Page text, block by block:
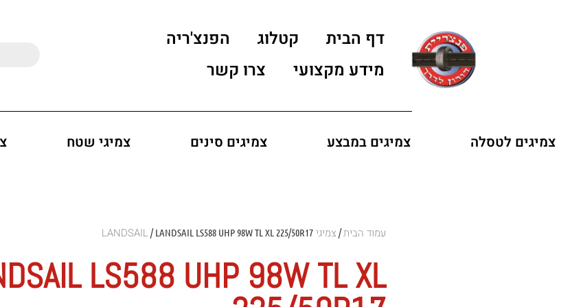
דף הבית קטלוג
הפנצ'ריה
מידע מקצועי
צרו קשר
צמיגים לטסלה צמיגים במבצע צמיגים סינים צמיגי שטח
עמוד הבית/ צמיגי LANDSAIL / LANDSAIL LS588 UHP 98W TL XL 225/50R17
LS588 UHP 98W TL XL